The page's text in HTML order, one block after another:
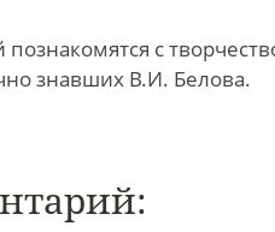
с
знавших В.И. Белова.